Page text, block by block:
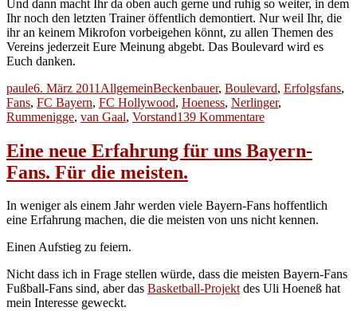
Und dann macht Ihr da oben auch gerne und ruhig so weiter, in dem
Ihr noch den letzten Trainer öffentlich demontiert. Nur weil Ihr, die
ihr an keinem Mikrofon vorbeigehen könnt, zu allen Themen des
Vereins jederzeit Eure Meinung abgebt. Das Boulevard wird es
Euch danken.
Autor
pauleVeröffentlicht
am
6. März 2011 Kategorien
AllgemeinSchlagwörter
Beckenbauer, Boulevard, Erfolgsfans,
Fans, FC Bayern, FC Hollywood, Hoeness, Nerlinger,
Rummenigge, van Gaal, Vorstand139 Kommentarezu
Fisch
Kopf
her.
Eine neue Erfahrung für uns Bayern-
Fans. Für die meisten.
In weniger als einem Jahr werden viele Bayern-Fans hoffentlich
eine Erfahrung machen, die die meisten von uns nicht kennen.
Einen Aufstieg zu feiern.
Nicht dass ich in Frage stellen würde, dass die meisten Bayern-Fans
Fußball-Fans sind, aber das Basketball-Projektdes Uli Hoeneß hat
mein Interesse geweckt.